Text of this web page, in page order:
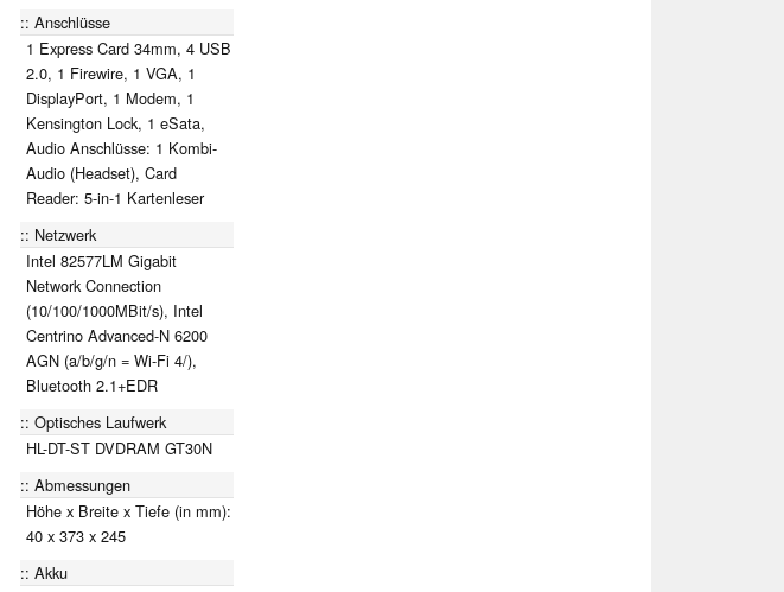
Anschlüsse
1 Express Card 34mm, 4 USB
2.0, 1 Firewire, 1 VGA, 1
DisplayPort, 1 Modem, 1
Kensington Lock, 1 eSata,
Audio Anschlüsse: 1 Kombi-
Audio (Headset), Card
Reader: 5-in-1 Kartenleser
Netzwerk
Intel 82577LM Gigabit
Network Connection
(10/100/1000MBit/s), Intel
Centrino Advanced-N 6200
AGN (a/b/g/n = Wi-Fi 4/),
Bluetooth 2.1+EDR
Optisches Laufwerk
HL-DT-ST DVDRAM GT30N
Abmessungen
Höhe x Breite x Tiefe (in mm):
40 x 373 x 245
Akku